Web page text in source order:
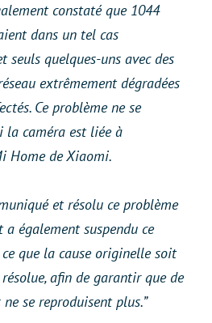
constaté que 1044
dans un tel cas
seuls quelques-uns avec des
extrêmement dégradées
Ce problème ne se
la caméra est liée à
Home de Xiaomi.
et résolu ce problème
a également suspendu ce
ce que la cause originelle soit
afin de garantir que de
se reproduisent plus.”